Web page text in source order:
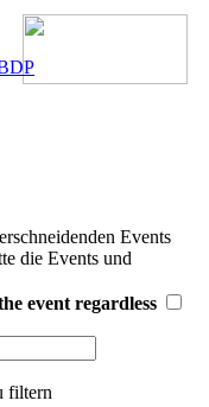
Events
die Events und
event regardless
filtern